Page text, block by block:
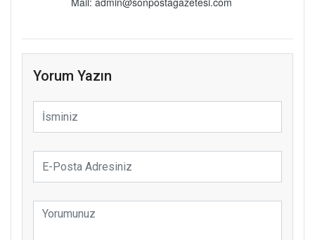
Yorum Yazın